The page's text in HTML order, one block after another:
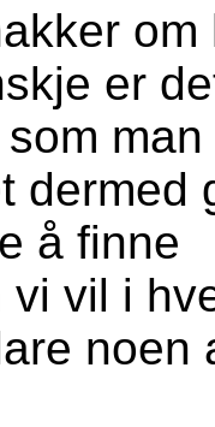
om
er
dermed
å finne
vi vil i
noen